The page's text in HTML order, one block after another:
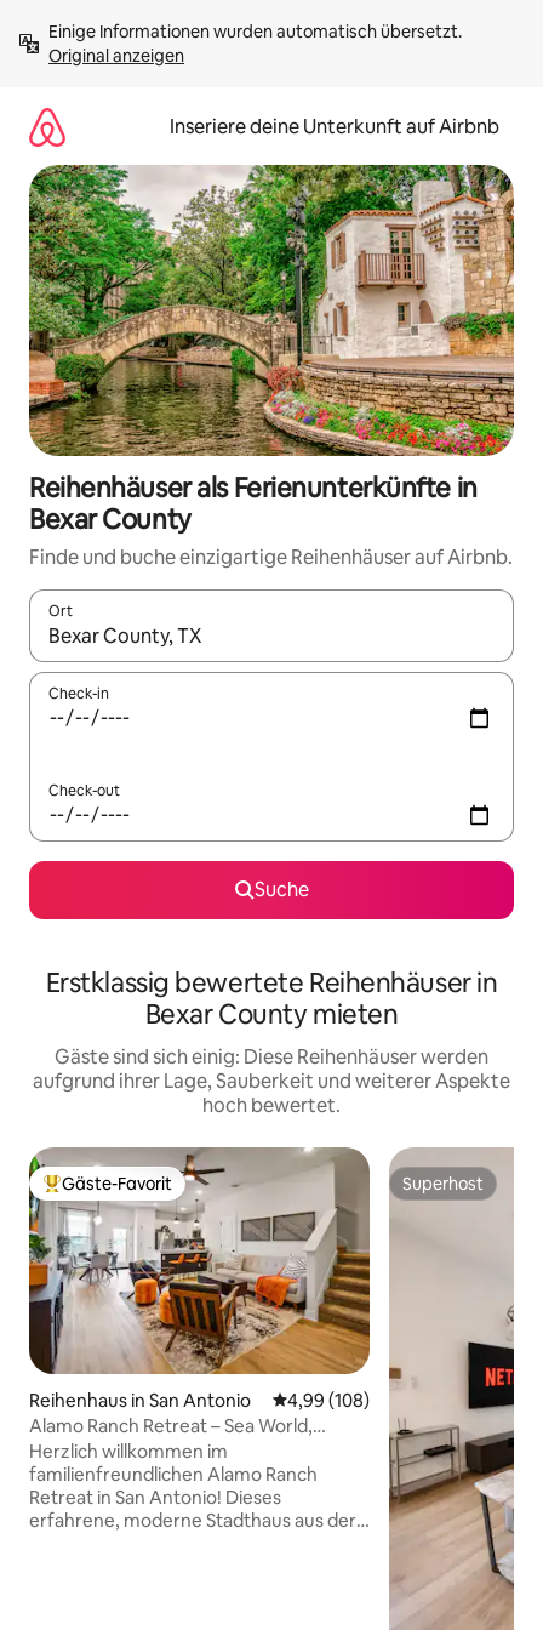
Inhalten
springenOriginal anzeigen
Inseriere deine Unterkunft auf Airbnb
Reihenhäuser als Ferienunterkünfte in
Bexar County
Finde und buche einzigartige Reihenhäuser auf Airbnb.
Ort
Wenn Ergebnisse verfügbar sind, navigiere mit den
Check-in
Check-out
Suche
Erstklassig bewertete Reihenhäuser in
Bexar County mieten
Gäste sind sich einig: Diese Reihenhäuser werden
aufgrund ihrer Lage, Sauberkeit und weiterer Aspekte
hoch bewertet.
Beliebter Gäste-Favorit.
Gäste-Favorit
Reihenhaus in San Antonio Durchschnittliche Bewertung:
4,99 (108)
Alamo Ranch Retreat – Sea World,
Lackland AFB, UTSA
Herzlich willkommen im
familienfreundlichen Alamo Ranch
Retreat in San Antonio! Dieses
erfahrene, moderne Stadthaus aus der
Superhost
Superhost